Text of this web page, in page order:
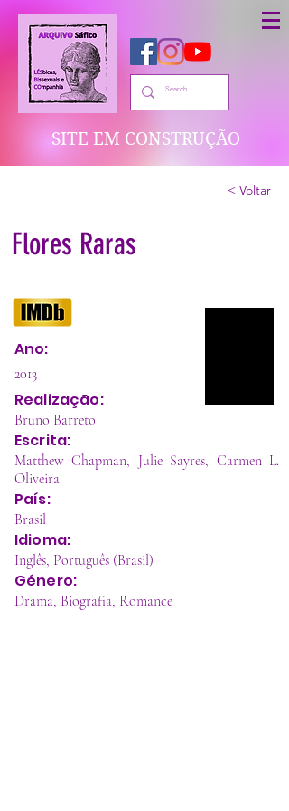
SITE EM CONSTRUÇÃO
< Voltar
Flores Raras
Ano:
2013
Realização:
Bruno Barreto
Escrita:
Matthew Chapman, Julie Sayres, Carmen L.
Oliveira
País:
Brasil
Idioma:
Inglês, Português (Brasil)
Género:
Drama, Biografia, Romance